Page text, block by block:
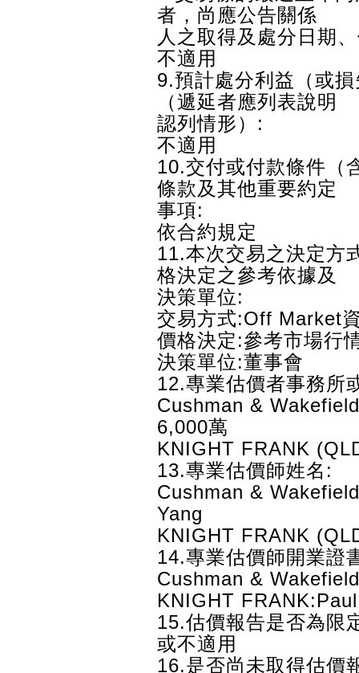
者，尚應公告關係
人之取得及處分日期
不適用
9.預計處分利益（或
（遞延者應列表說明
認列情形）:
不適用
10.交付或付款條件（
條款及其他重要約定
事項:
依合約規定
11.本次交易之決定方
格決定之參考依據及
決策單位:
交易方式:Off Market
價格決定:參考市場行
決策單位:董事會
12.專業估價者事務所
Cushman &
6,000萬
KNIGHT FRANK
13.專業估價師姓名:
Cushman &
Yang
KNIGHT FRANK
14.專業估價師開業證
Cushman &
KNIGHT
15.估價報告是否為限
或不適用
16.是否尚未取得估價